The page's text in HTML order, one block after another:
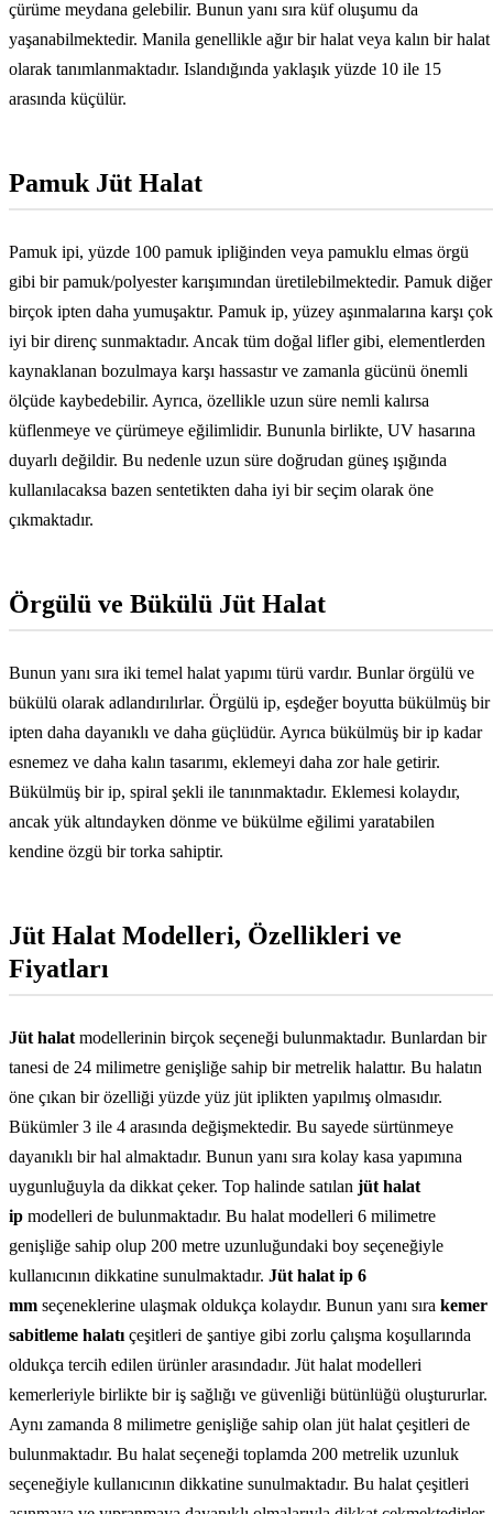
çürüme meydana gelebilir. Bunun yanı sıra küf oluşumu da
yaşanabilmektedir. Manila genellikle ağır bir halat veya kalın bir halat
olarak tanımlanmaktadır. Islandığında yaklaşık yüzde 10 ile 15
arasında küçülür.
Pamuk Jüt Halat
Pamuk ipi, yüzde 100 pamuk ipliğinden veya pamuklu elmas örgü
gibi bir pamuk/polyester karışımından üretilebilmektedir. Pamuk diğer
birçok ipten daha yumuşaktır. Pamuk ip, yüzey aşınmalarına karşı çok
iyi bir direnç sunmaktadır. Ancak tüm doğal lifler gibi, elementlerden
kaynaklanan bozulmaya karşı hassastır ve zamanla gücünü önemli
ölçüde kaybedebilir. Ayrıca, özellikle uzun süre nemli kalırsa
küflenmeye ve çürümeye eğilimlidir. Bununla birlikte, UV hasarına
duyarlı değildir. Bu nedenle uzun süre doğrudan güneş ışığında
kullanılacaksa bazen sentetikten daha iyi bir seçim olarak öne
çıkmaktadır.
Örgülü ve Bükülü Jüt Halat
Bunun yanı sıra iki temel halat yapımı türü vardır. Bunlar örgülü ve
bükülü olarak adlandırılırlar. Örgülü ip, eşdeğer boyutta bükülmüş bir
ipten daha dayanıklı ve daha güçlüdür. Ayrıca bükülmüş bir ip kadar
esnemez ve daha kalın tasarımı, eklemeyi daha zor hale getirir.
Bükülmüş bir ip, spiral şekli ile tanınmaktadır. Eklemesi kolaydır,
ancak yük altındayken dönme ve bükülme eğilimi yaratabilen
kendine özgü bir torka sahiptir.
Jüt Halat Modelleri, Özellikleri ve
Fiyatları
Jüt halat modellerinin birçok seçeneği bulunmaktadır. Bunlardan bir
tanesi de 24 milimetre genişliğe sahip bir metrelik halattır. Bu halatın
öne çıkan bir özelliği yüzde yüz jüt iplikten yapılmış olmasıdır.
Bükümler 3 ile 4 arasında değişmektedir. Bu sayede sürtünmeye
dayanıklı bir hal almaktadır. Bunun yanı sıra kolay kasa yapımına
uygunluğuyla da dikkat çeker. Top halinde satılan jüt halat
ip modelleri de bulunmaktadır. Bu halat modelleri 6 milimetre
genişliğe sahip olup 200 metre uzunluğundaki boy seçeneğiyle
kullanıcının dikkatine sunulmaktadır. Jüt halat ip 6
mm seçeneklerine ulaşmak oldukça kolaydır. Bunun yanı sıra kemer
sabitleme halatı çeşitleri de şantiye gibi zorlu çalışma koşullarında
oldukça tercih edilen ürünler arasındadır. Jüt halat modelleri
kemerleriyle birlikte bir iş sağlığı ve güvenliği bütünlüğü oluştururlar.
Aynı zamanda 8 milimetre genişliğe sahip olan jüt halat çeşitleri de
bulunmaktadır. Bu halat seçeneği toplamda 200 metrelik uzunluk
seçeneğiyle kullanıcının dikkatine sunulmaktadır. Bu halat çeşitleri